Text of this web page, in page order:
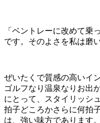
「ベントレーに改めて乗
です。そのよさを私は磨
ぜいたくで質感の高いイ
ゴルフなり温泉なりお出
にとって、スタイリッシ
拍子どころかさらに何拍
は、強い味方であります。